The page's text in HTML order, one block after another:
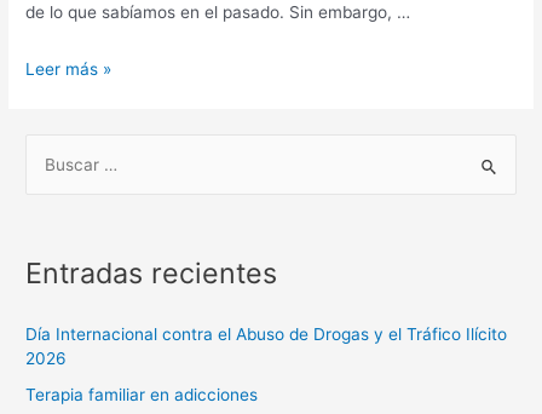
de lo que sabíamos en el pasado. Sin embargo, …
Leer más »
Entradas recientes
Día Internacional contra el Abuso de Drogas y el Tráfico Ilícito
2026
Terapia familiar en adicciones